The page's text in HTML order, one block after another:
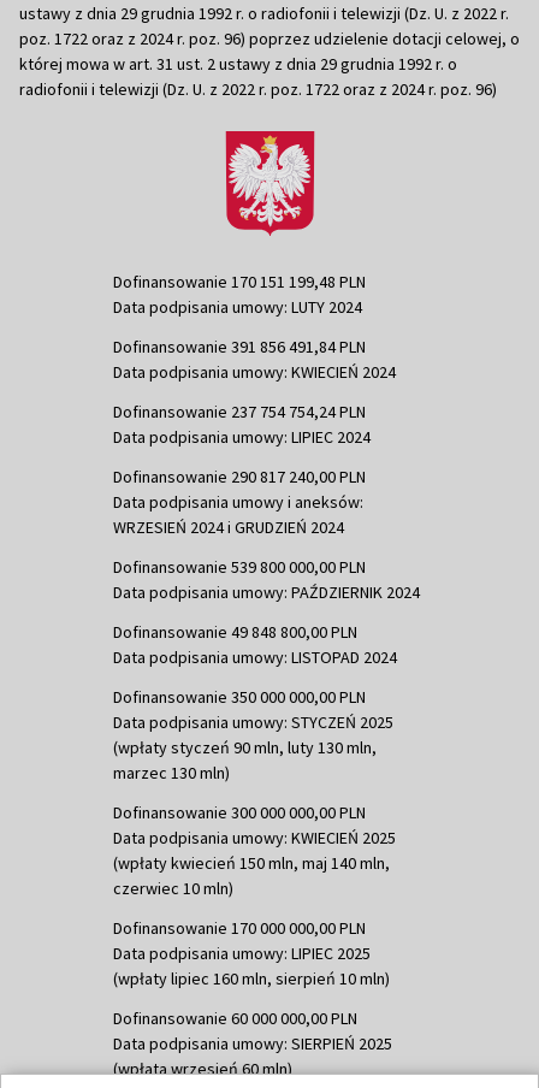
ustawy z dnia 29 grudnia 1992 r. o radiofonii i telewizji (Dz. U. z 2022 r.
poz. 1722 oraz z 2024 r. poz. 96) poprzez udzielenie dotacji celowej, o
której mowa w art. 31 ust. 2 ustawy z dnia 29 grudnia 1992 r. o
radiofonii i telewizji (Dz. U. z 2022 r. poz. 1722 oraz z 2024 r. poz. 96)
Dofinansowanie 170 151 199,48 PLN
Data podpisania umowy: LUTY 2024
Dofinansowanie 391 856 491,84 PLN
Data podpisania umowy: KWIECIEŃ 2024
Dofinansowanie 237 754 754,24 PLN
Data podpisania umowy: LIPIEC 2024
Dofinansowanie 290 817 240,00 PLN
Data podpisania umowy i aneksów:
WRZESIEŃ 2024 i GRUDZIEŃ 2024
Dofinansowanie 539 800 000,00 PLN
Data podpisania umowy: PAŹDZIERNIK 2024
Dofinansowanie 49 848 800,00 PLN
Data podpisania umowy: LISTOPAD 2024
Dofinansowanie 350 000 000,00 PLN
Data podpisania umowy: STYCZEŃ 2025
(wpłaty styczeń 90 mln, luty 130 mln,
marzec 130 mln)
Dofinansowanie 300 000 000,00 PLN
Data podpisania umowy: KWIECIEŃ 2025
(wpłaty kwiecień 150 mln, maj 140 mln,
czerwiec 10 mln)
Dofinansowanie 170 000 000,00 PLN
Data podpisania umowy: LIPIEC 2025
(wpłaty lipiec 160 mln, sierpień 10 mln)
Dofinansowanie 60 000 000,00 PLN
Data podpisania umowy: SIERPIEŃ 2025
(wpłata wrzesień 60 mln)